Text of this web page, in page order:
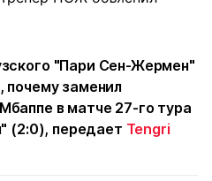
"Пари Сен-Жермен"
почему заменил
в матче 27-го тура
(2:0), передает Tengri